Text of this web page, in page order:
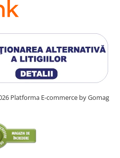
Platforma E-commerce by Gomag